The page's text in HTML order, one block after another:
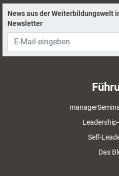
News aus der Weiterbildungswelt
Newsletter
Self-
Das